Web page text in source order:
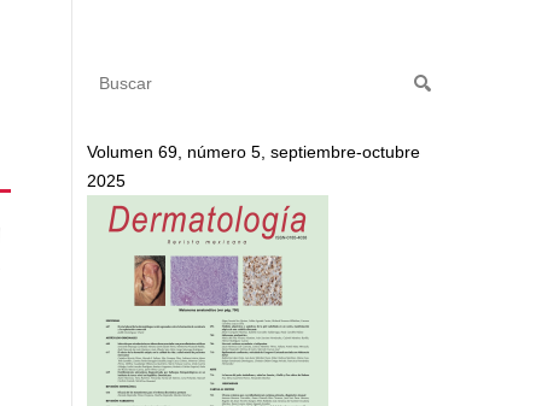
Volumen 69, número 5, septiembre-octubre
2025